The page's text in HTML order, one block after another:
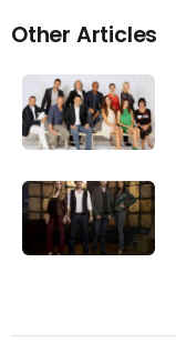
Other Articles